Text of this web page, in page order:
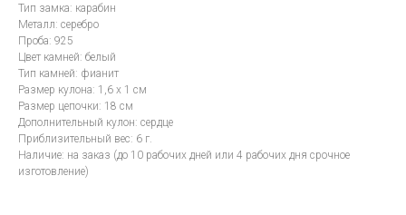
Тип замка: карабин
Металл: серебро
Проба: 925
Цвет камней: белый
Тип камней: фианит
Размер кулона: 1,6 х 1 см
Размер цепочки: 18 см
Дополнительный кулон: сердце
Приблизительный вес: 6 г.
Наличие: на заказ (до 10 рабочих дней или 4 рабочих дня срочное
изготовление)